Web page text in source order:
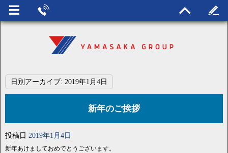
日別アーカイブ: 2019年1月4日
新年のご挨拶
投稿日 2019年1月4日
新年あけましておめでとうございます。